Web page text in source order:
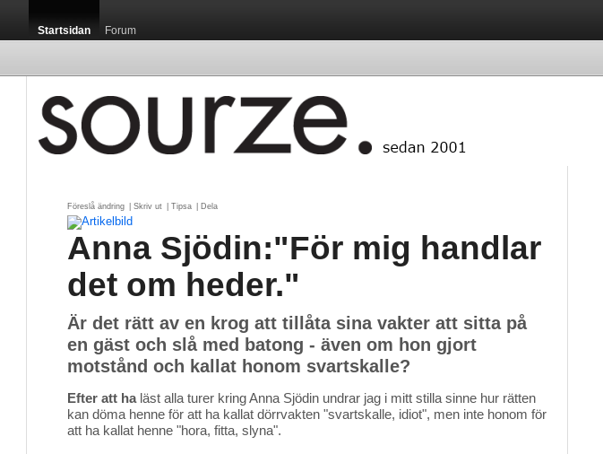
Startsidan Forum
Föreslå ändring Skriv ut Tipsa Dela
Anna Sjödin:"För mig handlar
det om heder."
Är det rätt av en krog att tillåta sina vakter att sitta på
en gäst och slå med batong - även om hon gjort
motstånd och kallat honom svartskalle?
Efter att haläst alla turer kring Anna Sjödin undrar jag i mitt stilla sinne hur rätten
kan döma henne för att ha kallat dörrvakten "svartskalle, idiot", men inte honom för
att ha kallat henne "hora, fitta, slyna".